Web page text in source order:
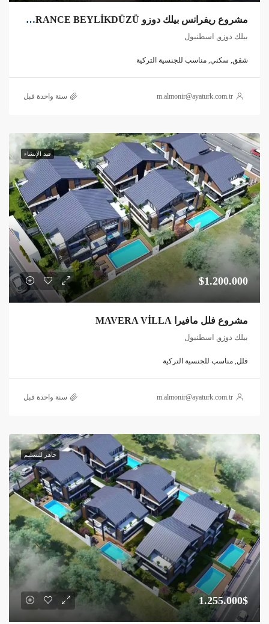
مشروع ريفرانس بيلك دوزو REFRANCE BEYLİKDÜZÜ
بيلك دوزو, اسطنبول
شقق, سكني, مناسب للجنسية التركية
m.almonir@ayaturk.com.tr ‏سنة واحدة قبل
قيد الإنشاء
$1.200.000
مشروع فلل مافيرا MAVERA VİLLA
بيلك دوزو, اسطنبول
فلل, مناسب للجنسية التركية
m.almonir@ayaturk.com.tr ‏سنة واحدة قبل
جاهز للتسليم
1.255.000$